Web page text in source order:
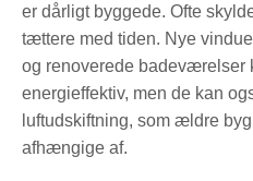
er dårligt byggede. Ofte
tættere med tiden. Nye
og renoverede badeværelser
energieffektiv, men de kan
luftudskiftning, som ældre
afhængige af.